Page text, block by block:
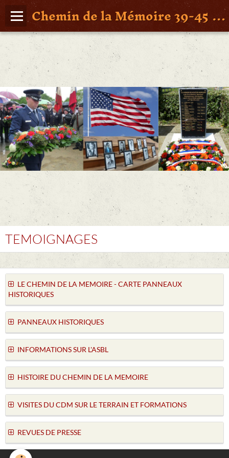
Chemin de la Mémoire 39-45 en Pays de Retz
Page d'accueil
Agenda
Album Photos
Vidéos
Poche St Nazaire
Contact
FAITS DE GUERRE
Figures Marquantes
TEMOIGNAGES
LE CHEMIN DE LA MEMOIRE - CARTE PANNEAUX
HISTORIQUES
PANNEAUX HISTORIQUES
INFORMATIONS SUR L'ASBL
HISTOIRE DU CHEMIN DE LA MEMOIRE
VISITES DU CDM SUR LE TERRAIN ET FORMATIONS
REVUES DE PRESSE